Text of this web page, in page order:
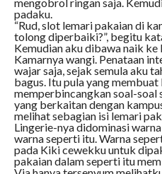
padaku.
“Rud, slot lemari pakaian di
tolong diperbaiki?”, begitu
Kemudian aku dibawa naik ke
Kamarnya wangi. Penataan
wajar saja, sejak semula aku
bagus. Itu pula yang
memperbincangkan soal-soal
yang berkaitan dengan
melihat sebagian isi lemari
Lingerie-nya didominasi
warna seperti itu. Warna
pada Kiki cewekku untuk
pakaian dalam seperti itu